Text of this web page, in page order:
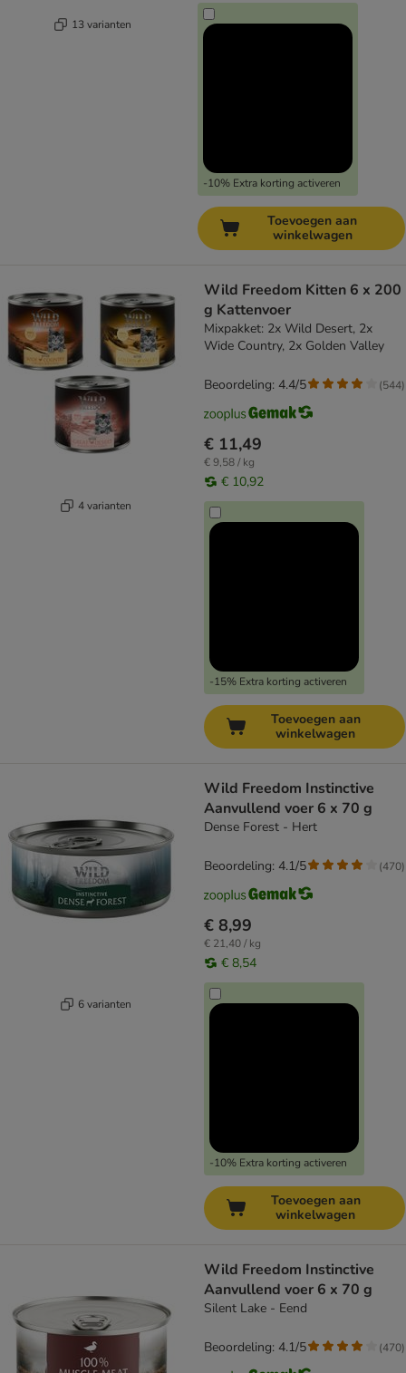
13 varianten
-10% Extra korting activeren
Toevoegen aan
winkelwagen
4 varianten
Wild Freedom Kitten 6 x 200
g Kattenvoer
Mixpakket: 2x Wild Desert, 2x
Wide Country, 2x Golden Valley
€ 11,49
€ 9,58 / kg
€ 10,92
-15% Extra korting activeren
Beoordeling: 4.4/5 (544)
Toevoegen aan
winkelwagen
6 varianten
Wild Freedom Instinctive
Aanvullend voer 6 x 70 g
Dense Forest - Hert
€ 8,99
€ 21,40 / kg
€ 8,54
-10% Extra korting activeren
Beoordeling: 4.1/5 (470)
Toevoegen aan
winkelwagen
Wild Freedom Instinctive
Aanvullend voer 6 x 70 g
Silent Lake - Eend
Beoordeling: 4.1/5 (470)